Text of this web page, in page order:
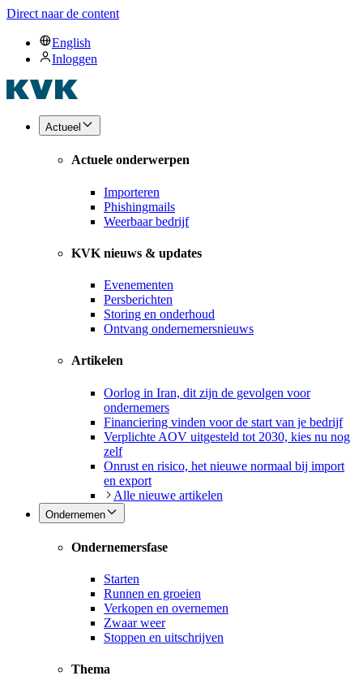
Direct naar de content
English
Inloggen
Actueel
Actuele onderwerpen
Importeren
Phishingmails
Weerbaar bedrijf
KVK nieuws & updates
Evenementen
Persberichten
Storing en onderhoud
Ontvang ondernemersnieuws
Artikelen
Oorlog in Iran, dit zijn de gevolgen voor
ondernemers
Financiering vinden voor de start van je bedrijf
Verplichte AOV uitgesteld tot 2030, kies nu nog
zelf
Onrust en risico, het nieuwe normaal bij import
en export
Alle nieuwe artikelen
Ondernemen
Ondernemersfase
Starten
Runnen en groeien
Verkopen en overnemen
Zwaar weer
Stoppen en uitschrijven
Thema